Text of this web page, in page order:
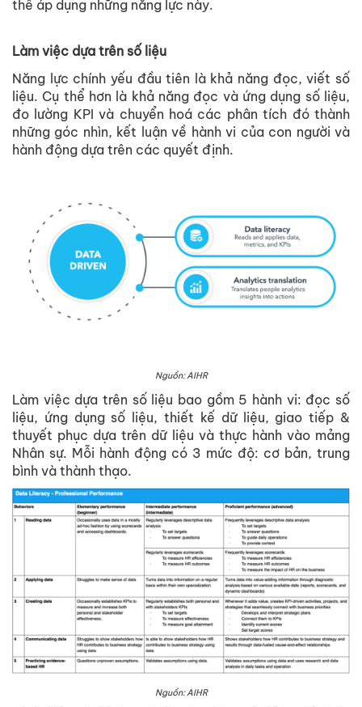
thể áp dụng những năng lực này.
Làm việc dựa trên số liệu
Năng lực chính yếu đầu tiên là khả năng đọc, viết số
liệu. Cụ thể hơn là khả năng đọc và ứng dụng số liệu,
đo lường KPI và chuyển hoá các phân tích đó thành
những góc nhìn, kết luận về hành vi của con người và
hành động dựa trên các quyết định.
Nguồn: AIHR
Làm việc dựa trên số liệu bao gồm 5 hành vi: đọc số
liệu, ứng dụng số liệu, thiết kế dữ liệu, giao tiếp &
thuyết phục dựa trên dữ liệu và thực hành vào mảng
Nhân sự. Mỗi hành động có 3 mức độ: cơ bản, trung
bình và thành thạo.
Nguồn: AIHR